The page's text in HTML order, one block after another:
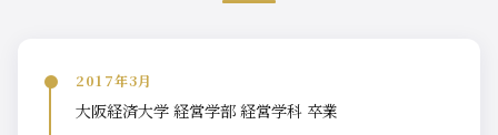
2017年3月
大阪経済大学 経営学部 経営学科 卒業